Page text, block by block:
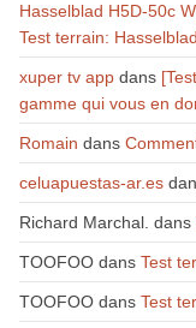
Hasselblad H5D-50c
Test terrain:
xuper tv appdans
gamme qui vous en
Romain dans
celuapuestas-ar.es
Richard Marchal. dans
TOOFOOdans Test
TOOFOOdans Test